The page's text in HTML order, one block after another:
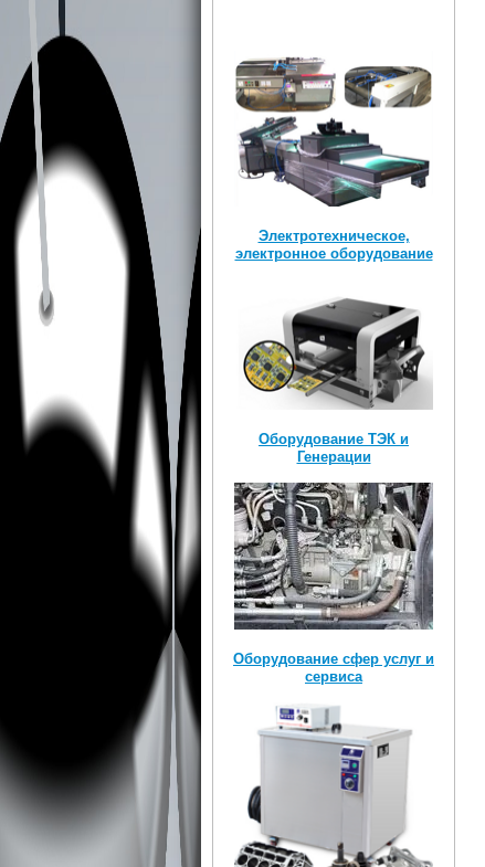
Электротехническое,
электронное оборудование
Оборудование ТЭК и
Генерации
Оборудование сфер услуг и
сервиса